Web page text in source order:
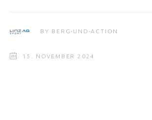
BY BERG-UND-ACTION
15. NOVEMBER 2024